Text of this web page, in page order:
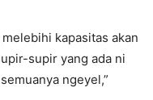
kapasitas akan
supir yang ada ni
ngeyel,”